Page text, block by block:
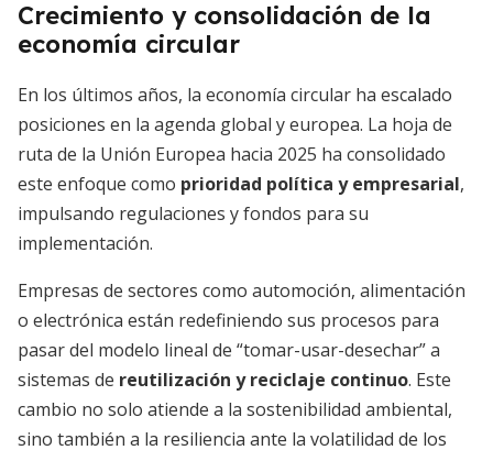
Crecimiento y consolidación de la
economía circular
En los últimos años, la economía circular ha escalado
posiciones en la agenda global y europea. La hoja de
ruta de la Unión Europea hacia 2025 ha consolidado
este enfoque como prioridad política y empresarial,
impulsando regulaciones y fondos para su
implementación.
Empresas de sectores como automoción, alimentación
o electrónica están redefiniendo sus procesos para
pasar del modelo lineal de “tomar-usar-desechar” a
sistemas de reutilización y reciclaje continuo. Este
cambio no solo atiende a la sostenibilidad ambiental,
sino también a la resiliencia ante la volatilidad de los